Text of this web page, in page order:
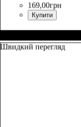
169,00грн
Купити
Швидкий перегляд